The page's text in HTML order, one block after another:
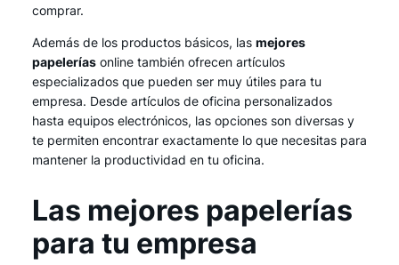
comprar.
Además de los productos básicos, las mejores
papelerías online también ofrecen artículos
especializados que pueden ser muy útiles para tu
empresa. Desde artículos de oficina personalizados
hasta equipos electrónicos, las opciones son diversas y
te permiten encontrar exactamente lo que necesitas para
mantener la productividad en tu oficina.
Las mejores papelerías
para tu empresa